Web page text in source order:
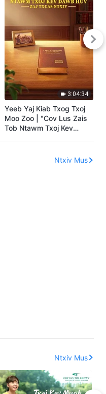
3:04:34
Yeeb Yaj Kiab Txog Txoj
Moo Zoo | "Cov Lus Zais
Tob Ntawm Txoj Kev
Moo Zoo txog Qhov Tswv
Ntxiv Mus
Ntxiv Mus